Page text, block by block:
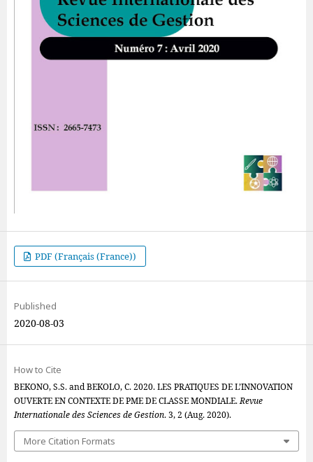
PDF (Français (France))
Published
2020-08-03
How to Cite
BEKONO, S.S. and BEKOLO, C. 2020. LES PRATIQUES DE L’INNOVATION
OUVERTE EN CONTEXTE DE PME DE CLASSE MONDIALE.Revue
Internationale des Sciences de Gestion. 3, 2 (Aug. 2020).
More Citation Formats